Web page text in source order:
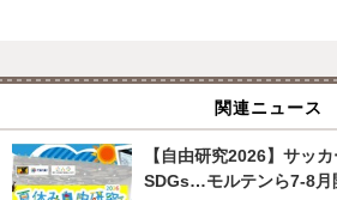
関連ニュース
【自由研究2026】サッ
SDGs…モルテンら7-8月